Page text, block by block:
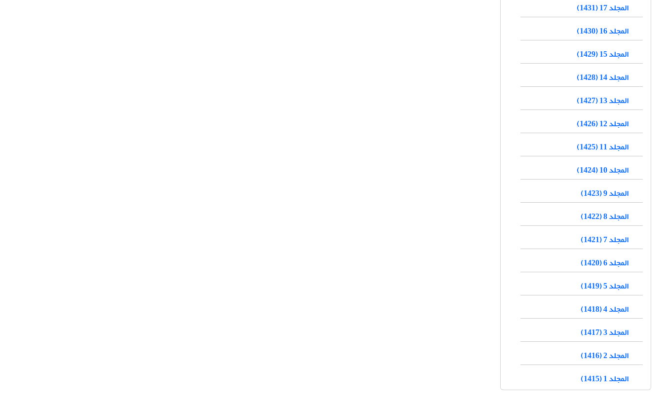
المجلد 17 (1431)
المجلد 16 (1430)
المجلد 15 (1429)
المجلد 14 (1428)
المجلد 13 (1427)
المجلد 12 (1426)
المجلد 11 (1425)
المجلد 10 (1424)
المجلد 9 (1423)
المجلد 8 (1422)
المجلد 7 (1421)
المجلد 6 (1420)
المجلد 5 (1419)
المجلد 4 (1418)
المجلد 3 (1417)
المجلد 2 (1416)
المجلد 1 (1415)